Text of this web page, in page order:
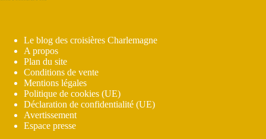
Le blog des croisières Charlemagne
A propos
Plan du site
Conditions de vente
Mentions légales
Politique de cookies (UE)
Déclaration de confidentialité (UE)
Avertissement
Espace presse